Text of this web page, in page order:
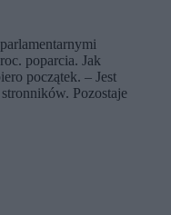
poparcia. Jak
początek. – Jest
Pozostaje